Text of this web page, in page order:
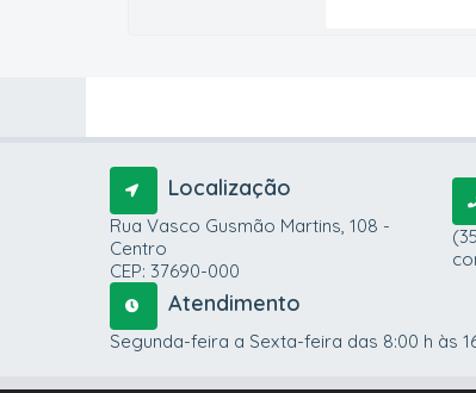
Localização
Rua Vasco Gusmão Martins, 108 -
Centro
CEP: 37690-000
Atendimento
Segunda-feira a Sexta-feira das 8:00 h às